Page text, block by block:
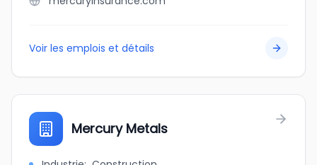
Voir les emplois et détails
Mercury Metals